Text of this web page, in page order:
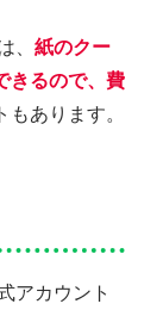
、 紙のクー
きるので、費
あります。
アカウント